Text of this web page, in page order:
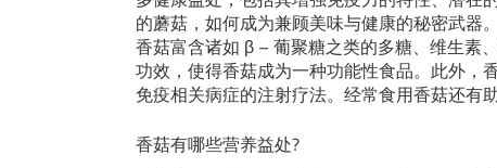
的蘑菇，如何成为兼顾美味与健康的秘密武器。
香菇富含诸如 β – 葡聚糖之类的多糖、维生素
功效，使得香菇成为一种功能性食品。此外，
免疫相关病症的注射疗法。经常食用香菇还有
香菇有哪些营养益处?